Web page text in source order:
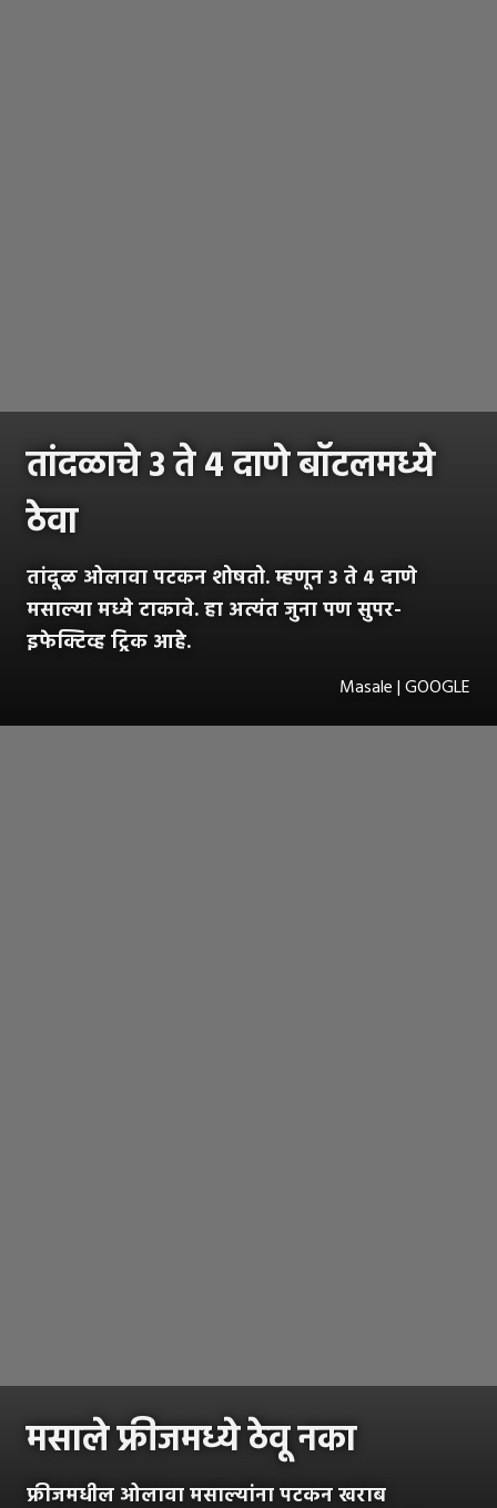
तांदळाचे 3 ते 4 दाणे बॉटलमध्ये
ठेवा
तांदूळ ओलावा पटकन शोषतो. म्हणून 3 ते ४ दाणे
मसाल्या मध्ये टाकावे. हा अत्यंत जुना पण सुपर-
इफेक्टिव्ह ट्रिक आहे.
Masale | GOOGLE
मसाले फ्रीजमध्ये ठेवू नका
फ्रीजमधील ओलावा मसाल्यांना पटकन खराब